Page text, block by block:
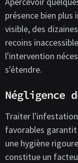
présence bien
visible, des
recoins
l'intervention
s'étendre.
Négligence
Traiter
favorables
une hygiène
constitue un